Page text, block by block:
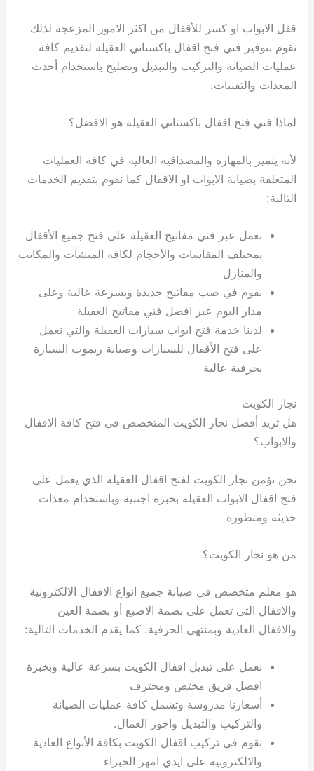
قفل الابواب او كسر للأقفال من اكثر الامور المزعجة لذلك
نقوم بتوفير فني فتح اقفال باكستاني العقيلة لتقديم كافة
عمليات الصيانة والتركيب والتبديل وتصليح باستخدام أحدث
المعدات والتقنيات.
لماذا فني فتح اقفال باكستاني العقيلة هو الافضل؟
لأنه يتميز بالمهارة والمصداقية العالية في كافة العمليات
المتعلقة بصيانة الابواب او الاقفال كما نقوم بتقديم الخدمات
التالية:
نعمل عبر فني مفاتيح العقيلة على فتح جميع الأقفال
بمختلف المقاسات والأحجام لكافة المنشآت والمكاتب
والمنازل
نقوم في صب مفاتيح جديدة وبسرعة عالية وعلى
مدار اليوم عبر افضل فني مفاتيح العقيلة
لدينا خدمة فتح ابواب سيارات العقيلة والتي نعمل
على فتح الأقفال للسيارات وصيانة ريموت السيارة
بحرفية عالية
نجار الكويت
هل تريد أفضل نجار الكويت المتخصص في فتح كافة الاقفال
والابواب؟
نحن نؤمن نجار الكويت لفتح اقفال العقيلة الذي يعمل على
فتح اقفال الابواب العقيلة بخبرة اجنبية وباستخدام معدات
حديثة ومتطورة
من هو نجار الكويت؟
هو معلم متخصص في صيانة جميع انواع الاقفال الالكترونية
والاقفال التي تعمل على بصمة الاصبع أو بصمة العين
والاقفال العادية وبمنتهى الحرفية. كما يقدم الخدمات التالية:
نعمل على تبديل اقفال الكويت بسرعة عالية وبخبرة
افضل فريق مختص ومحترف
أسعارنا مدروسة وتشمل كافة عمليات الصيانة
والتركيب والتبديل واجور العمال.
نقوم في تركيب اقفال الكويت بكافة الأنواع العادية
والالكترونية على ايدي امهر الخبراء